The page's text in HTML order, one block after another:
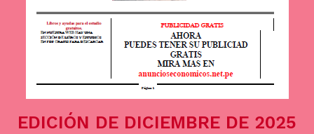
EDICIÓN DE DICIEMBRE DE 2025